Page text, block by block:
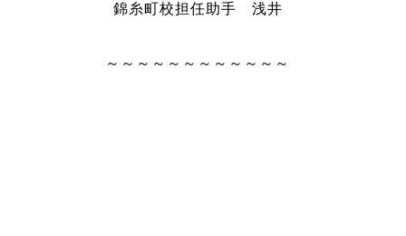
錦糸町校担任助手 浅井
～～～～～～～～～～～～